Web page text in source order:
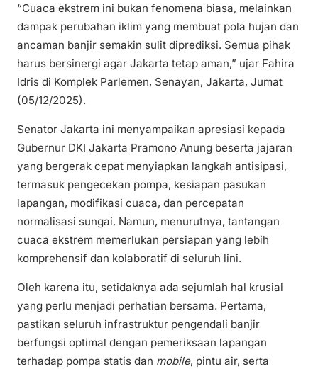
“Cuaca ekstrem ini bukan fenomena biasa, melainkan
dampak perubahan iklim yang membuat pola hujan dan
ancaman banjir semakin sulit diprediksi. Semua pihak
harus bersinergi agar Jakarta tetap aman,” ujar Fahira
Idris di Komplek Parlemen, Senayan, Jakarta, Jumat
(05/12/2025).
Senator Jakarta ini menyampaikan apresiasi kepada
Gubernur DKI Jakarta Pramono Anung beserta jajaran
yang bergerak cepat menyiapkan langkah antisipasi,
termasuk pengecekan pompa, kesiapan pasukan
lapangan, modifikasi cuaca, dan percepatan
normalisasi sungai. Namun, menurutnya, tantangan
cuaca ekstrem memerlukan persiapan yang lebih
komprehensif dan kolaboratif di seluruh lini.
Oleh karena itu, setidaknya ada sejumlah hal krusial
yang perlu menjadi perhatian bersama. Pertama,
pastikan seluruh infrastruktur pengendali banjir
berfungsi optimal dengan pemeriksaan lapangan
terhadap pompa statis dan mobile, pintu air, serta